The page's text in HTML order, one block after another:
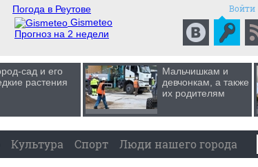
Погода в Реутове
Gismeteo
Прогноз на 2 недели
Войти
сад и его
растения
Мальчишкам и
девчонкам, а также
их родителям
Культура Спорт Люди нашего города